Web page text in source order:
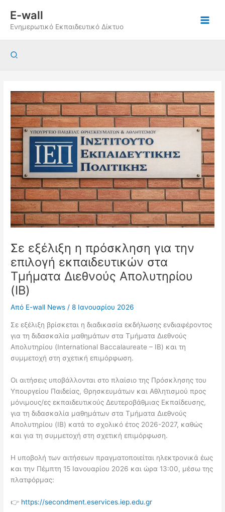
περιεχόμενο
E-wall
Ενημερωτικό Εκπαιδευτικό Δίκτυο
Αναζήτηση
Σε εξέλιξη η πρόσκληση για την
επιλογή εκπαιδευτικών στα
Τμήματα Διεθνούς Απολυτηρίου
(IB)
Από E-wall News/8 Ιανουαρίου 2026
Σε εξέλιξη βρίσκεται η διαδικασία εκδήλωσης ενδιαφέροντος
για τη διδασκαλία μαθημάτων στα Τμήματα Διεθνούς
Απολυτηρίου (International Baccalaureate – IB) και τη
συμμετοχή στη σχετική επιμόρφωση.
Οι αιτήσεις υποβάλλονται στο πλαίσιο της Πρόσκλησης του
Υπουργείου Παιδείας, Θρησκευμάτων και Αθλητισμού προς
μόνιμους/ες εκπαιδευτικούς Δευτεροβάθμιας Εκπαίδευσης,
για τη διδασκαλία μαθημάτων στα Τμήματα Διεθνούς
Απολυτηρίου (IB) κατά το σχολικό έτος 2026-2027, καθώς
και για τη συμμετοχή στη σχετική επιμόρφωση.
Η υποβολή των αιτήσεων πραγματοποιείται ηλεκτρονικά έως
και την Πέμπτη 15 Ιανουαρίου 2026 και ώρα 13:00, μέσω της
πλατφόρμας:
👉 https://secondment.eservices.iep.edu.gr